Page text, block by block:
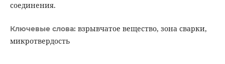
соединения.
Ключевые слова: взрывчатое вещество, зона сварки,
микротвердость